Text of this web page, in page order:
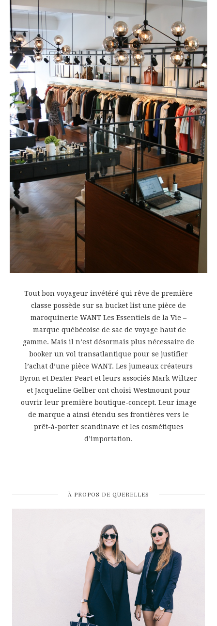
Tout bon voyageur invétéré qui rêve de première
classe possède sur sa bucket list une pièce de
maroquinerie WANT Les Essentiels de la Vie –
marque québécoise de sac de voyage haut de
gamme. Mais il n’est désormais plus nécessaire de
booker un vol transatlantique pour se justifier
l’achat d’une pièce WANT. Les jumeaux créateurs
Byron et Dexter Peart et leurs associés Mark Wiltzer
et Jacqueline Gelber ont choisi Westmount pour
ouvrir leur première boutique-concept. Leur image
de marque a ainsi étendu ses frontières vers le
prêt-à-porter scandinave et les cosmétiques
d’importation.
À PROPOS DE QUERELLES